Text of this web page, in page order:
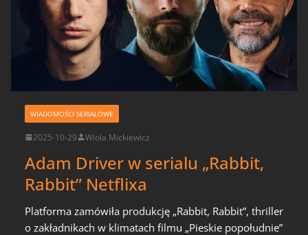
WIADOMOŚCI SERIALOWE
2025-10-29 Wiola Mickiewicz
Adam Driver w serialu „Rabbit,
Rabbit” Netflixa
Platforma zamówiła produkcję „Rabbit, Rabbit”, thriller
o zakładnikach w klimatach filmu „Pieskie popołudnie”